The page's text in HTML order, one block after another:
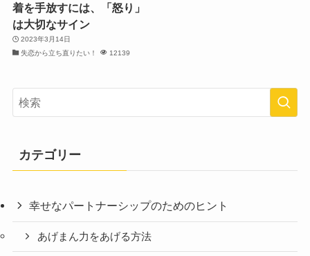
着を手放すには、「怒り」
は大切なサイン
2023年3月14日
失恋から立ち直りたい！
12139
カテゴリー
幸せなパートナーシップのためのヒント
あげまん力をあげる方法